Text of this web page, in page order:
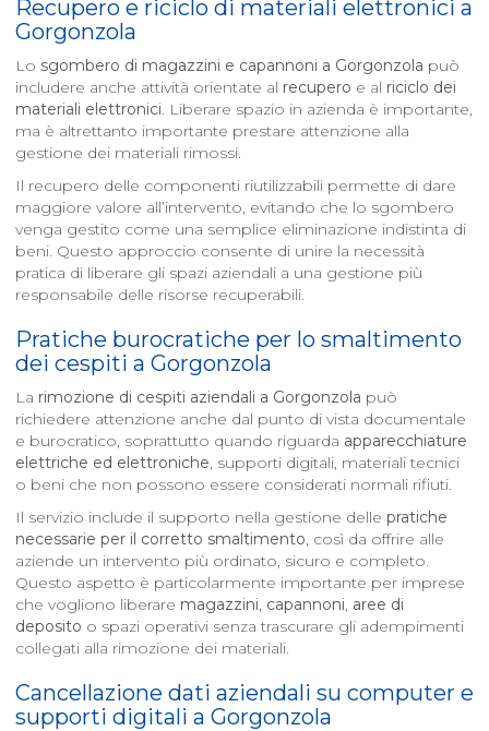
Recupero e riciclo di materiali elettronici a
Gorgonzola
Lo sgombero di magazzini e capannoni a Gorgonzola può
includere anche attività orientate al recupero e al riciclo dei
materiali elettronici. Liberare spazio in azienda è importante,
ma è altrettanto importante prestare attenzione alla
gestione dei materiali rimossi.
Il recupero delle componenti riutilizzabili permette di dare
maggiore valore all’intervento, evitando che lo sgombero
venga gestito come una semplice eliminazione indistinta di
beni. Questo approccio consente di unire la necessità
pratica di liberare gli spazi aziendali a una gestione più
responsabile delle risorse recuperabili.
Pratiche burocratiche per lo smaltimento
dei cespiti a Gorgonzola
La rimozione di cespiti aziendali a Gorgonzola può
richiedere attenzione anche dal punto di vista documentale
e burocratico, soprattutto quando riguarda apparecchiature
elettriche ed elettroniche, supporti digitali, materiali tecnici
o beni che non possono essere considerati normali rifiuti.
Il servizio include il supporto nella gestione delle pratiche
necessarie per il corretto smaltimento, così da offrire alle
aziende un intervento più ordinato, sicuro e completo.
Questo aspetto è particolarmente importante per imprese
che vogliono liberare magazzini, capannoni, aree di
deposito o spazi operativi senza trascurare gli adempimenti
collegati alla rimozione dei materiali.
Cancellazione dati aziendali su computer e
supporti digitali a Gorgonzola